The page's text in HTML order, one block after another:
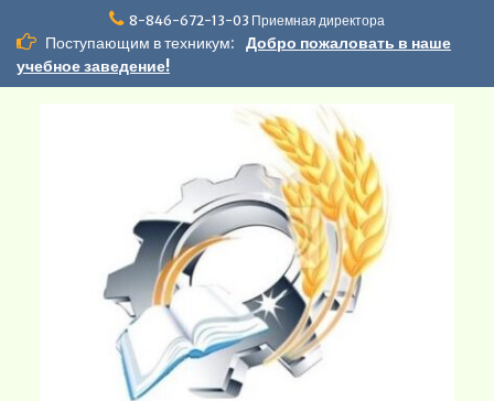
содержимому
8-846-672-13-03 Приемная директора
Поступающим в техникум:
Добро пожаловать в наше
учебное заведение!